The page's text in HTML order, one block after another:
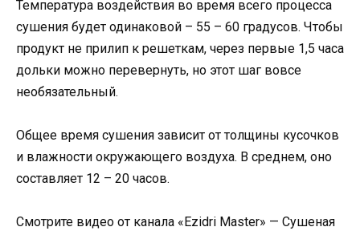
Температура воздействия во время всего процесса
сушения будет одинаковой – 55 – 60 градусов. Чтобы
продукт не прилип к решеткам, через первые 1,5 часа
дольки можно перевернуть, но этот шаг вовсе
необязательный.
Общее время сушения зависит от толщины кусочков
и влажности окружающего воздуха. В среднем, оно
составляет 12 – 20 часов.
Смотрите видео от канала «Ezidri Master» — Сушеная